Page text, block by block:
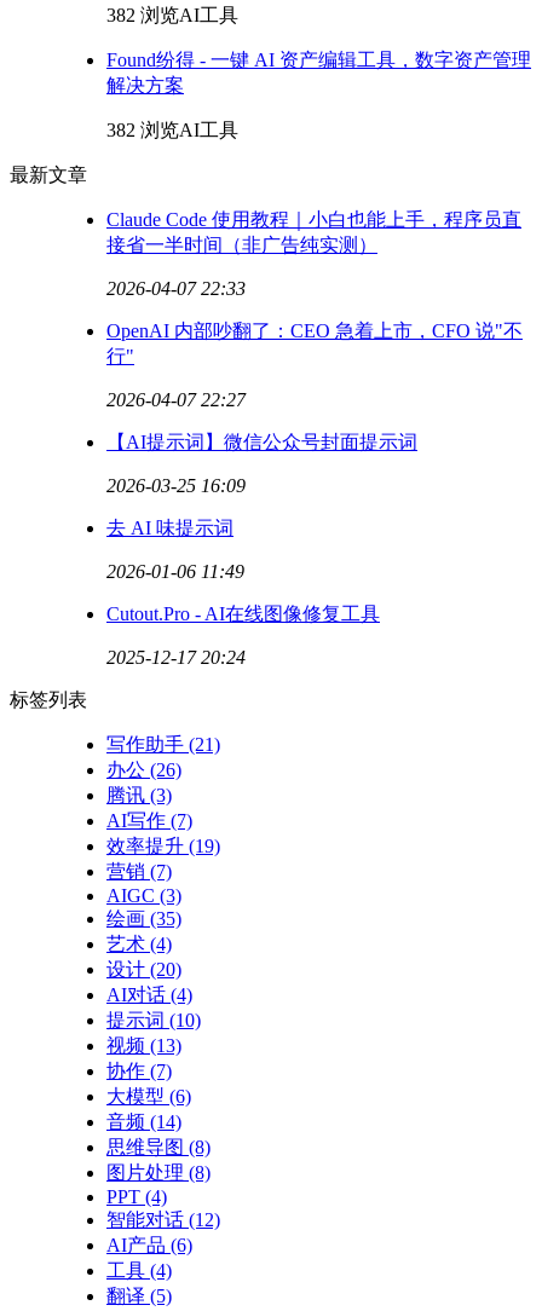
382 浏览AI工具
Found纷得 - 一键 AI 资产编辑工具，数字资产管理
解决方案
382 浏览AI工具
最新文章
Claude Code 使用教程｜小白也能上手，程序员直
接省一半时间（非广告纯实测）
2026-04-07 22:33
OpenAI 内部吵翻了：CEO 急着上市，CFO 说"不
行"
2026-04-07 22:27
【AI提示词】微信公众号封面提示词
2026-03-25 16:09
去 AI 味提示词
2026-01-06 11:49
Cutout.Pro - AI在线图像修复工具
2025-12-17 20:24
标签列表
写作助手 (21)
办公 (26)
腾讯 (3)
AI写作 (7)
效率提升 (19)
营销 (7)
AIGC (3)
绘画 (35)
艺术 (4)
设计 (20)
AI对话 (4)
提示词 (10)
视频 (13)
协作 (7)
大模型 (6)
音频 (14)
思维导图 (8)
图片处理 (8)
PPT (4)
智能对话 (12)
AI产品 (6)
工具 (4)
翻译 (5)